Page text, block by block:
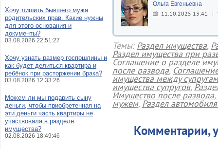
Ольга Евгеньевна
11.10.2025 13:41
Темы:Раздел имущества,
Раздел имущества при
Соглашение о разделе
после развода,
имущества между
имущества супругов,
Имущество после развода,
мужем, Раздел
Комментарии,
Хочу лишить бывшего мужа
родительских прав. Какие нужны
для этого основания и
документы?
03.08.2026 22:51:27
Хочу узнать размер госпошлины и
как будет делиться квартира и
ребёнок при расторжении брака?
03.08.2026 12:33:26
Можем ли мы подарить сыну
деньги, чтобы приобретенная на
эти деньги часть квартиры не
участвовала в разделе
имущества?
02.08.2026 18:49:46